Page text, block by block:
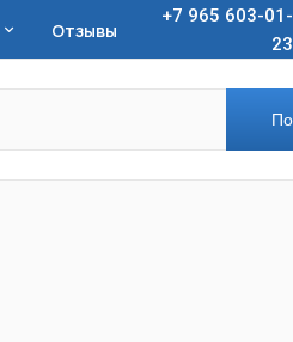
Отзывы
+7 965 603-01-
23